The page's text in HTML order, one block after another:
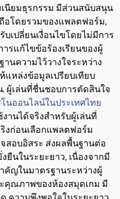
นียมธุรกรรม มีส่วนสนับสนุน
อโดยรวมของแพลตฟอร์ม,
บเปลี่ยนเงื่อนไขโดยไม่มีการ
ารแก้ไขข้อร้องเรียนของผู้
นความไว้วางใจระหว่าง
หล่งข้อมูลเปรียบเทียบ
. ผู้เล่นที่ชื่นชอบการตัดสินใจ
นออนไลน์ในประเทศไทย
านได้จริงสำหรับผู้เล่นที่
งก่อนเลือกแพลตฟอร์ม
สอบอิสระ ส่งผลพื้นฐานต่อ
ยืนในระยะยาว, เนื่องจากมี
คัญในมาตรฐานระหว่างผู้
คุณภาพของห้องสมุดเกม มี